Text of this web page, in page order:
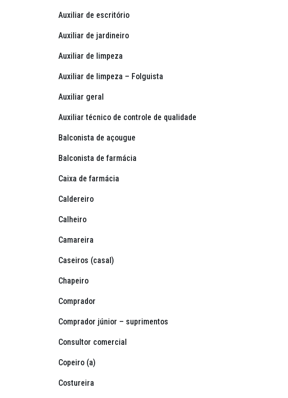
Auxiliar de escritório
Auxiliar de jardineiro
Auxiliar de limpeza
Auxiliar de limpeza – Folguista
Auxiliar geral
Auxiliar técnico de controle de qualidade
Balconista de açougue
Balconista de farmácia
Caixa de farmácia
Caldereiro
Calheiro
Camareira
Caseiros (casal)
Chapeiro
Comprador
Comprador júnior – suprimentos
Consultor comercial
Copeiro (a)
Costureira